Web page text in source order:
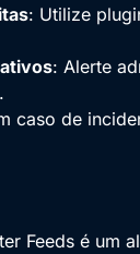
: Utilize
: Alerte
caso de
Feeds é um